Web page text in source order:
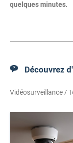
quelques minutes.
Découvrez
Vidéosurveillance /